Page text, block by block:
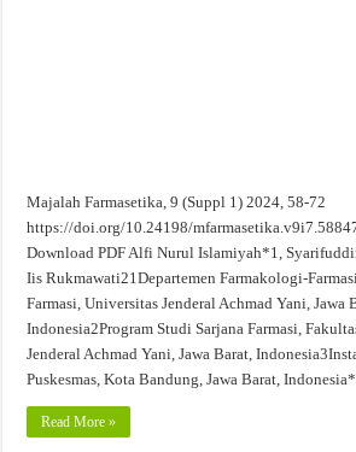
Majalah Farmasetika, 9 (Suppl 1) 2024, 58-72
https://doi.org/10.24198/
Download PDF Alfi Nurul Islamiyah*1,
Iis Rukmawati21Departemen Farmakologi-
Farmasi, Universitas Jenderal Achmad Yani, Jawa
Indonesia2Program Studi Sarjana Farmasi,
Jenderal Achmad Yani, Jawa Barat,
Puskesmas, Kota Bandung, Jawa Barat,
Read More »